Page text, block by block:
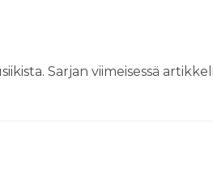
Sarjan viimeisessä